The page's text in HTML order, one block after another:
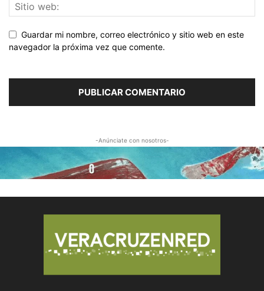
Guardar mi nombre, correo electrónico y sitio web en este
navegador la próxima vez que comente.
-Anúnciate con nosotros-